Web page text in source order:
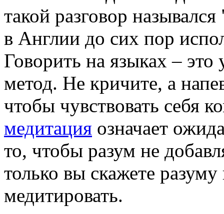
такой разговор
в Англии до сих пор
Говорить на языках –
метод. Не кричите, а
чтобы чувствовать себя
медитация означает
то, чтобы разум не
только вы скажете
медитировать.